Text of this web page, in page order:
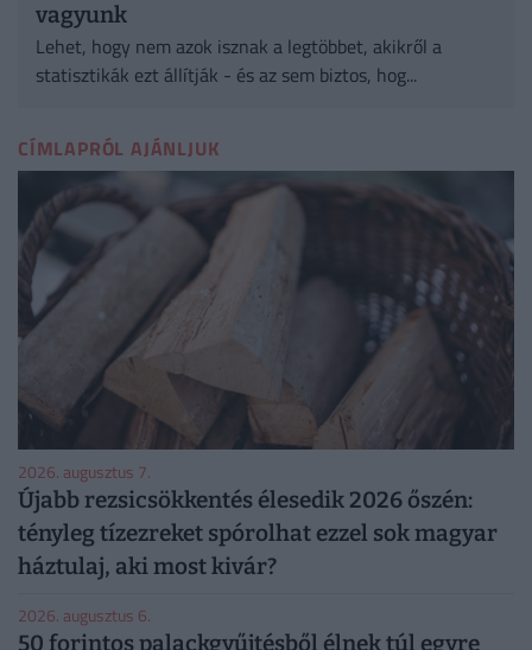
vagyunk
Lehet, hogy nem azok isznak a legtöbbet, akikről a
statisztikák ezt állítják - és az sem biztos, hog...
CÍMLAPRÓL AJÁNLJUK
2026. augusztus 7.
Újabb rezsicsökkentés élesedik 2026 őszén:
tényleg tízezreket spórolhat ezzel sok magyar
háztulaj, aki most kivár?
2026. augusztus 6.
50 forintos palackgyűjtésből élnek túl egyre